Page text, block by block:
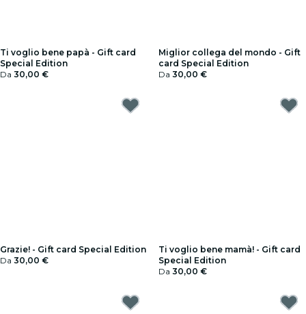
Ti voglio bene papà - Gift card
Special Edition
Da 30,00 €
Miglior collega del mondo - Gift
card Special Edition
Da 30,00 €
Grazie! - Gift card Special Edition
Da 30,00 €
Ti voglio bene mamà! - Gift card
Special Edition
Da 30,00 €